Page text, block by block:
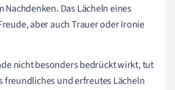
Nachdenken. Das Lächeln eines
aber auch Trauer oder Ironie
nicht besonders bedrückt wirkt, tut
freundliches und erfreutes Lächeln